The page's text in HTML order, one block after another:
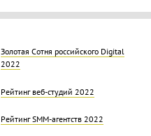
Золотая Cотня российского Digital
2022
Рейтинг веб-студий 2022
Рейтинг SMM-агентств 2022